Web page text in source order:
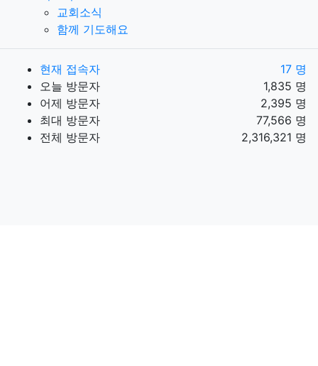
교회소식
함께 기도해요
현재 접속자
17 명
오늘 방문자
1,835 명
어제 방문자
2,395 명
최대 방문자
77,566 명
전체 방문자
2,316,321 명